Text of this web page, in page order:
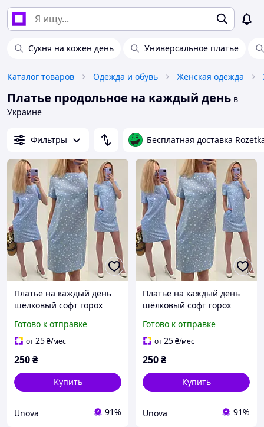
Сукня на кожен день Универсальное платье
Каталог товаров Одежда и обувь Женская одежда
Платье продольное на каждый день в
Украине
Фильтры Бесплатная доставка
Платье на каждый день
шёлковый софт горох
Готово к отправке
от25₴/мес
250₴
Купить
Unova 91%
Платье на каждый день
шёлковый софт горох
Готово к отправке
от25₴/мес
250₴
Купить
Unova 91%